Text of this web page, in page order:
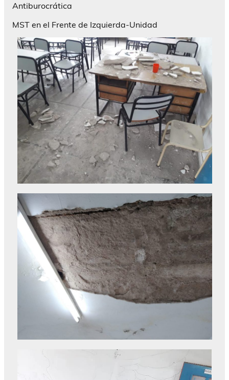
Antiburocrática
MST en el Frente de Izquierda-Unidad